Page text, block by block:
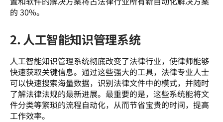
的 30%。
2. 人工智能知识管理系统
人工智能知识管理系统彻底改变了法律行业，使律师能够
快速获取关键信息。通过这些强大的工具，法律专业人士
可以快速搜索海量数据，识别法律文件中的模式，并随时
了解法律法规的最新进展。最重要的是，这些系统能将文
件分类等繁琐的流程自动化，从而节省宝贵的时间，提高
工作效率。